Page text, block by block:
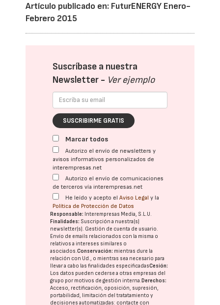
Artículo publicado en: FuturENERGY Enero-
Febrero 2015
Suscríbase a nuestra
Newsletter - Ver ejemplo
SUSCRIBIRME GRATIS
Marcar todos
Autorizo el envío de newsletters y
avisos informativos personalizados de
interempresas.net
Autorizo el envío de comunicaciones
de terceros vía interempresas.net
He leído y acepto elAviso Legal y la
Política de Protección de Datos
Responsable: Interempresas Media, S.L.U.
Finalidades: Suscripción a nuestra(s)
newsletter(s). Gestión de cuenta de usuario.
Envío de emails relacionados con la misma o
relativos a intereses similares o
asociados.Conservación: mientras dure la
relación con Ud., o mientras sea necesario para
llevar a cabo las finalidades especificadasCesión:
Los datos pueden cederse a otras empresas del
grupo por motivos de gestión interna.Derechos:
Acceso, rectificación, oposición, supresión,
portabilidad, limitación del tratatamiento y
decisiones automatizadas: contacte con